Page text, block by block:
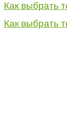
Как выбрать
Как выбрать